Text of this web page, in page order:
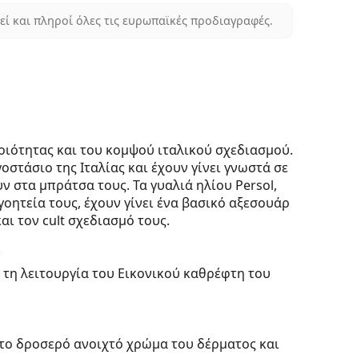
και πληροί όλες τις ευρωπαϊκές προδιαγραφές.
και του κομψού ιταλικού σχεδιασμού.
της Ιταλίας και έχουν γίνει γνωστά σε
στα μπράτσα τους. Τα γυαλιά ηλίου Persol,
τους, έχουν γίνει ένα βασικό αξεσουάρ
τον cult σχεδιασμό τους.
λειτουργία του Εικονικού καθρέφτη του
δροσερό ανοιχτό χρώμα του δέρματος και